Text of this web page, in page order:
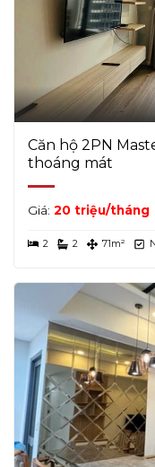
Căn hộ 2PN
thoáng mát
Giá: 20 triệu/tháng
2 2 71m²